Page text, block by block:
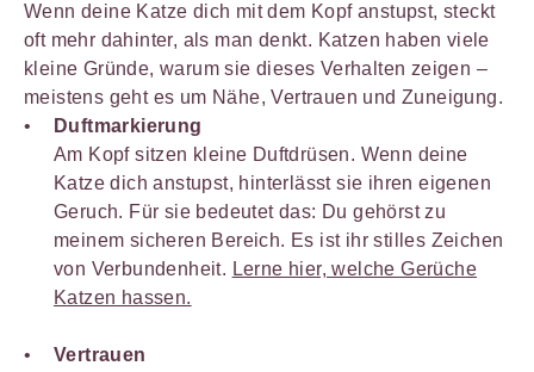
Wenn deine Katze dich mit dem Kopf anstupst, steckt
oft mehr dahinter, als man denkt. Katzen haben viele
kleine Gründe, warum sie dieses Verhalten zeigen –
meistens geht es um Nähe, Vertrauen und Zuneigung.
Duftmarkierung
Am Kopf sitzen kleine Duftdrüsen. Wenn deine
Katze dich anstupst, hinterlässt sie ihren eigenen
Geruch. Für sie bedeutet das: Du gehörst zu
meinem sicheren Bereich. Es ist ihr stilles Zeichen
von Verbundenheit. Lerne hier, welche Gerüche
Katzen hassen.
Vertrauen